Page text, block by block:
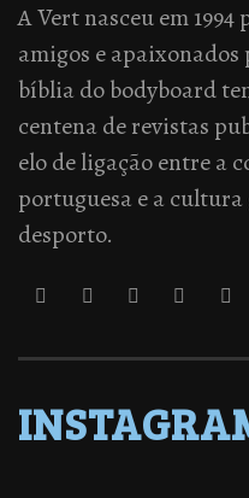
A Vert nasceu em
amigos e
bíblia do bodyboard
centena de revistas
elo de ligação entre a
portuguesa e a cultura
desporto.